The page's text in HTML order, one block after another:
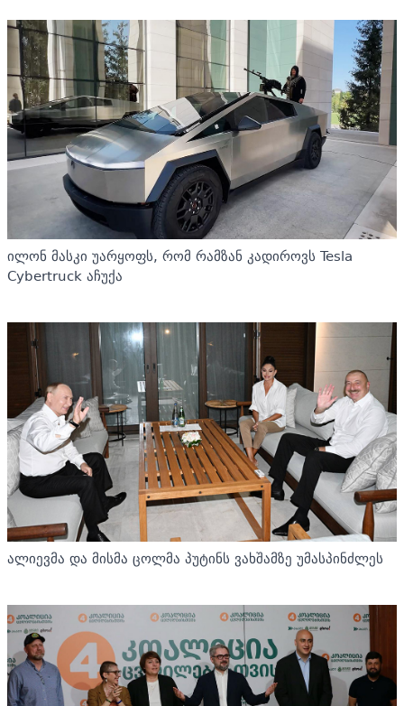
ილონ მასკი უარყოფს, რომ რამზან კადიროვს Tesla
Cybertruck აჩუქა
ალიევმა და მისმა ცოლმა პუტინს ვახშამზე უმასპინძლეს